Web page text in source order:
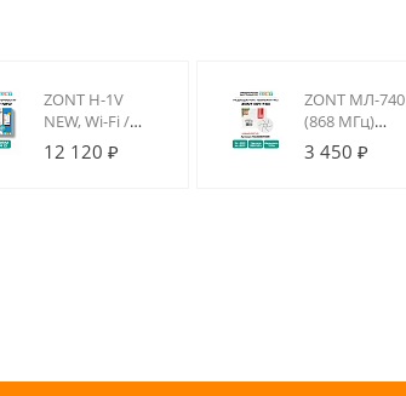
ZONT H-1V
NEW, Wi-Fi /
GSM термостат
для котлов на
12 120 ₽
ZONT МЛ-740
(868 МГц)
Радиодатчик
температуры
3 450 ₽